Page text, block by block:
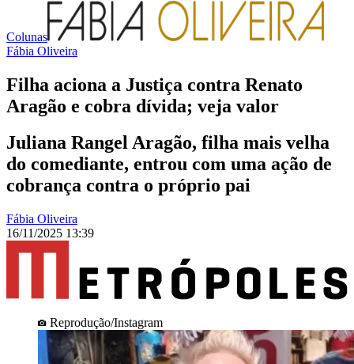
Colunas
Fábia Oliveira
Filha aciona a Justiça contra Renato
Aragão e cobra dívida; veja valor
Juliana Rangel Aragão, filha mais velha
do comediante, entrou com uma ação de
cobrança contra o próprio pai
Fábia Oliveira
16/11/2025 13:39
Reprodução/Instagram